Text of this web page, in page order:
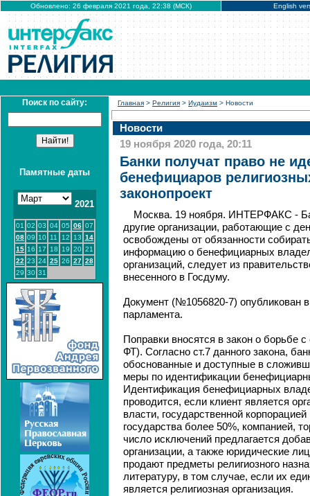
Обновлено: 26 февраля 2021 года, 22:38 (МСК) English
Поиск по сайту:
Памятные даты
2021
01 02 03 04 05 06 07
08 09 10 11 12 13 14
15 16 17 18 19 20 21
22 23 24 25 26 27 28
29 30 31
Главная > Религия > Иудаизм > Новости
Новости
19 ноября 2020 года, 20:11
Банки получат право не
бенефициаров
законопроект
Москва. 19 ноября. ИНТЕРФАКС -
другие организации, работающие с
освобождены от обязанности
информацию о бенефициарных
организаций, следует из
внесенного в Госдуму.
Документ (№1056820-7) опубликован
парламента.
Поправки вносятся в закон о борьбе
ФТ). Согласно ст.7 данного закона,
обоснованные и доступные в
меры по идентификации
Идентификация бенефициарных
проводится, если клиент является
власти, государственной
государства более 50%, компанией,
число исключений предлагается
организации, а также юридические
продают предметы религиозного
литературу, в том случае, если их
является религиозная организация.